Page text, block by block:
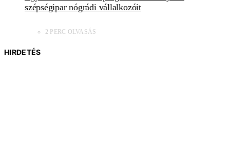
szépségipar nógrádi vállalkozóit
2 PERC OLVASÁS
HIRDETÉS